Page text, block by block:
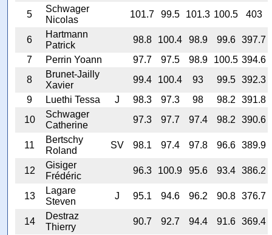
5
Schwager
Nicolas
101.7 99.5 101.3 100.5 403
6
Hartmann
Patrick
98.8 100.4 98.9 99.6
397.7
7
Perrin Yoann 97.7 97.5 98.9 100.5 394.6
8
Brunet-Jailly
Xavier
99.4 100.4 93 99.5
392.3
9
Luethi Tessa J 98.3 97.3 98 98.2
391.8
10
Schwager
Catherine
97.3 97.7 97.4 98.2 390.6
11
Bertschy
Roland
SV 98.1 97.4 97.8 96.6 389.9
12
Gisiger
Frédéric
96.3 100.9 95.6 93.4 386.2
13
Lagare
Steven
J 95.1 94.6 96.2 90.8 376.7
14
Destraz
Thierry
90.7 92.7 94.4 91.6 369.4